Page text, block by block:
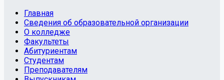
Главная
Сведения об образовательной организации
О колледже
Факультеты
Абитуриентам
Студентам
Преподавателям